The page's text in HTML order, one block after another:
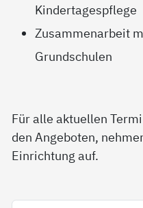
Kindertagespflege
Zusammenarbeit
Grundschulen
Für alle aktuellen
den Angeboten,
Einrichtung auf.